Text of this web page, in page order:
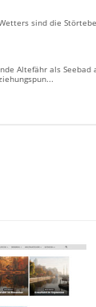
sind die
Altefähr als